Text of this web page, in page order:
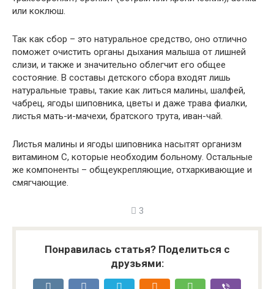
или коклюш.
Так как сбор – это натуральное средство, оно отлично
поможет очистить органы дыхания малыша от лишней
слизи, и также и значительно облегчит его общее
состояние. В составы детского сбора входят лишь
натуральные травы, такие как литься малины, шалфей,
чабрец, ягоды шиповника, цветы и даже трава фиалки,
листья мать-и-мачехи, братского трута, иван-чай.
Листья малины и ягоды шиповника насытят организм
витамином С, которые необходим больному. Остальные
же компоненты – общеукрепляющие, отхаркивающие и
смягчающие.
3
Понравилась статья? Поделиться с
друзьями: